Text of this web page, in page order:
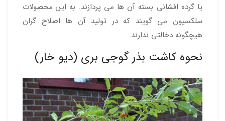
یا گرده افشانی بسته آن ها می پردازند. به این محصولات
سلکسیون می گویند که در تولید آن ها اصلاح گران
هیچگونه دخالتی ندارند.
نحوه کاشت بذر گوجی بری (دیو خار)